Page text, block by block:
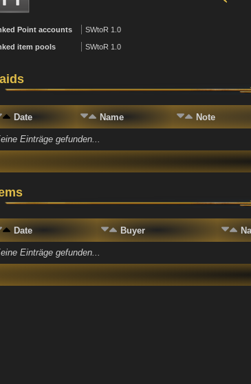
Point accounts SWtoR 1.0
item pools SWtoR 1.0
Date Name Note
Einträge gefunden...
Date Buyer
Einträge gefunden...